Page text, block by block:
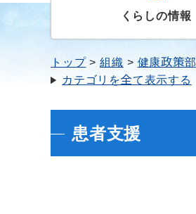
くらしの情報
トップ 組織 健康政策部
カテゴリを全て表示する
患者支援